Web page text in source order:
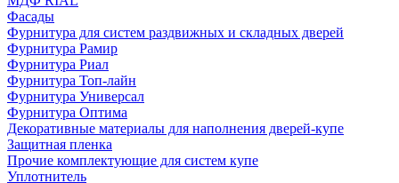
Фасады
Фурнитура для систем раздвижных и складных дверей
Фурнитура Рамир
Фурнитура Риал
Фурнитура Топ-лайн
Фурнитура Универсал
Фурнитура Оптима
Декоративные материалы для наполнения дверей-купе
Защитная пленка
Прочие комплектующие для систем купе
Уплотнитель